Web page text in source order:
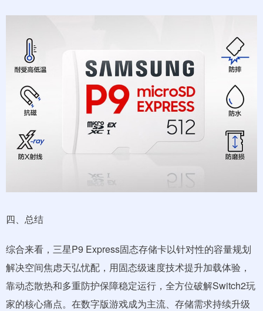
四、总结
综合来看，三星P9 Express固态存储卡以针对性的容量规划
解决空间焦虑天弘忧配，用固态级速度技术提升加载体验，
靠动态散热和多重防护保障稳定运行，全方位破解Switch2玩
家的核心痛点。在数字版游戏成为主流、存储需求持续升级